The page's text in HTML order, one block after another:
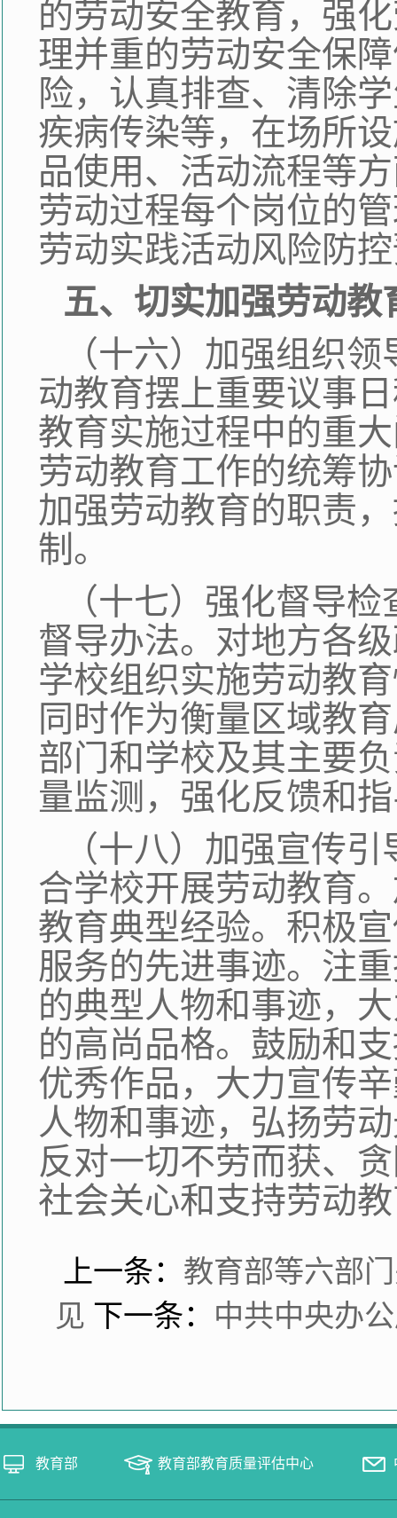
的劳动安全教育，强
理并重的劳动安全保
险，认真排查、清除
疾病传染等，在场所
品使用、活动流程等
劳动过程每个岗位的
劳动实践活动风险防
五、切实加强劳动教
（十六）加强组织
动教育摆上重要议事
教育实施过程中的重
劳动教育工作的统筹
加强劳动教育的职责
制。
（十七）强化督导
督导办法。对地方各
学校组织实施劳动教
同时作为衡量区域教
部门和学校及其主要
量监测，强化反馈和
（十八）加强宣传
合学校开展劳动教育
教育典型经验。积极
服务的先进事迹。注
的典型人物和事迹，
的高尚品格。鼓励和
优秀作品，大力宣传
人物和事迹，弘扬劳
反对一切不劳而获、
社会关心和支持劳动
上一条： 教育部等六部
见 下一条： 中共中央办
教育部 教育部教育质量评估中心